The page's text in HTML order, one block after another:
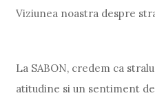
Viziunea noastra despre
La SABON, credem ca
atitudine si un sentiment